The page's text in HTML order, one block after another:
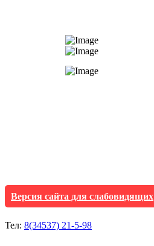
Версия сайта для слабовидящих
Тел: 8(34537) 21-5-98